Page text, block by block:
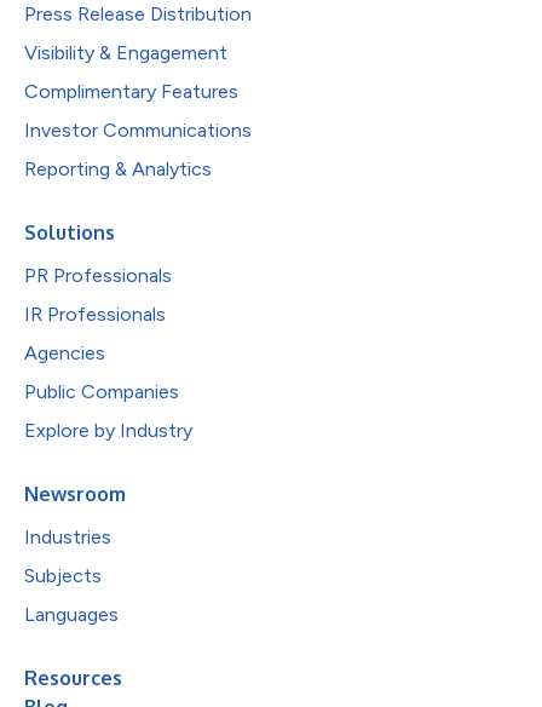
Press Release Distribution
Visibility & Engagement
Complimentary Features
Investor Communications
Reporting & Analytics
Solutions
PR Professionals
IR Professionals
Agencies
Public Companies
Explore by Industry
Newsroom
Industries
Subjects
Languages
Resources